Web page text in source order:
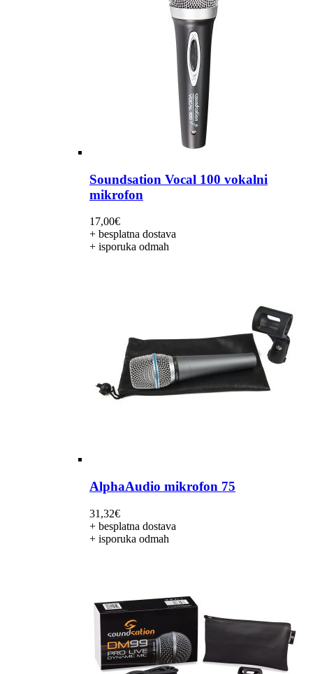
Soundsation Vocal 100 vokalni
mikrofon
17,00€
+ besplatna dostava
+ isporuka odmah
AlphaAudio mikrofon 75
31,32€
+ besplatna dostava
+ isporuka odmah